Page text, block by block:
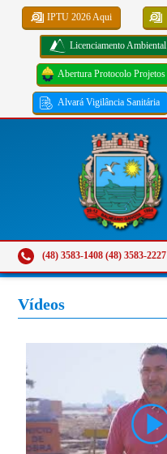
IPTU 2026 Aqui
Licenciamento Ambiental
Abertura Protocolo Projetos
Alvará Vigilância Sanitária
(48) 3583-1408 (48) 3583-2227
Vídeos